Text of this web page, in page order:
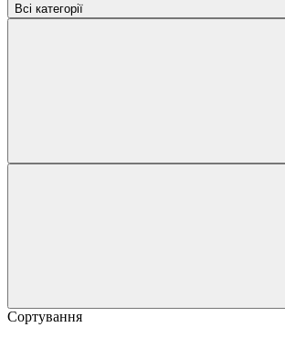
Всі категорії
Сортування